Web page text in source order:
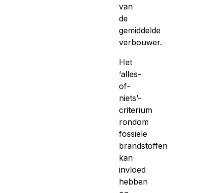
van
de
gemiddelde
verbouwer.
Het
‘alles-
of-
niets’-
criterium
rondom
fossiele
brandstoffen
kan
invloed
hebben